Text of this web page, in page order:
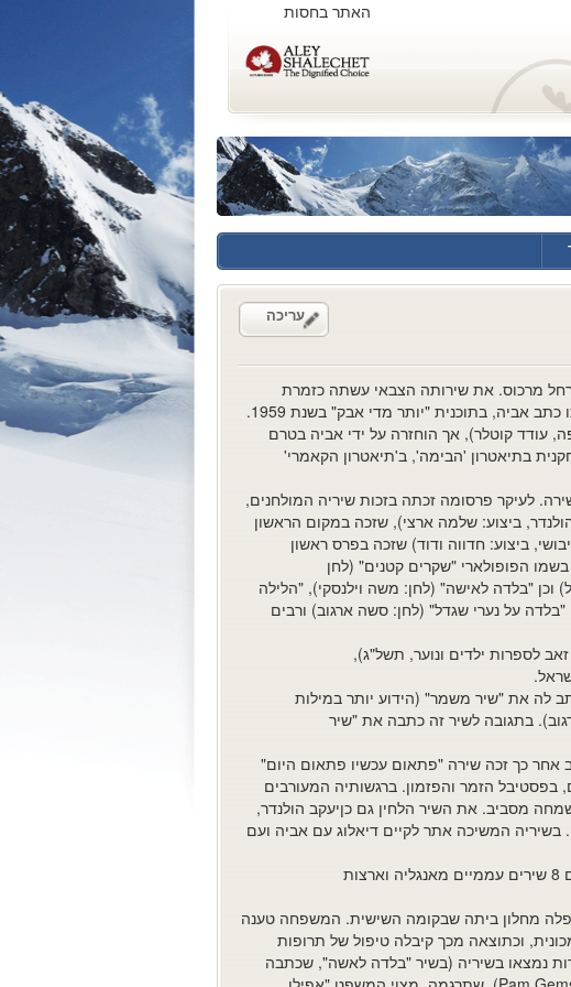
האתר בחסות
עריכה
מרכוס. את שירותה הצבאי עשתה כזמרת
בלהקת גייסות השריון ואף ביצעה כסולנית את השיר "אליפלט", אותו כתב אביה, בתוכנית "יותר מדי אבק" בשנת 1959.
עודד קוטלר), אך הוחזרה על ידי אביה בטרם
בתיאטרון 'הבימה', ב'תיאטרון הקאמרי'
לעיקר פרסומה זכתה בזכות שיריה המולחנים,
ביצוע: שלמה ארצי), שזכה במקום הראשון
(לחן: דוד קריבושי, ביצוע: חדווה ודוד) שזכה בפרס ראשון
"אהבה יומיומית", או בשמו הפופולארי "שקרים קטנים" (לחן
וכן "בלדה לאישה" (לחן: משה וילנסקי), "הלילה
על נערי שגדל" (לחן: סשה ארגוב) ורבים
לספרות ילדים ונוער, תשל"ג),
לה את "שיר משמר" (הידוע יותר במילות
בתגובה לשיר זה כתבה את "שיר
לא רב אחר כך זכה שירה "פתאום עכשיו פתאום היום"
בפסטיבל הזמר והפזמון. ברגשותיה המעורבים
מסביב. את השיר הלחין גם כןיעקב הולנדר,
תשל"ג (1973) על ידי מירי אלוני. בשיריה המשיכה אתר לקיים דיאלוג עם אביה ועם
בשנת 1973 הוזמנה אתר על ידי המפיק והזמר בני אמדורסקי לתרגם 8 שירים עממיים מאנגליה וארצות
תרצה אתר כשנפלה מחלון ביתה שבקומה השישית. המשפחה טענה
וכתוצאה מכך קיבלה טיפול של תרופות
נמצאו בשיריה (בשיר "בלדה לאשה", שכתבה